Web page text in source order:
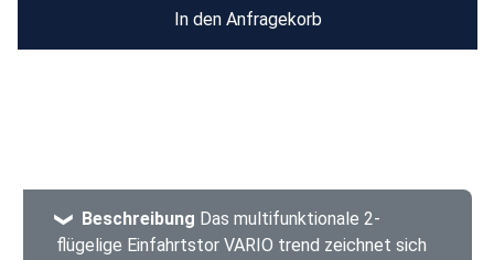
In den Anfragekorb
Beschreibung Das multifunktionale 2-
flügelige Einfahrtstor VARIO trend zeichnet sich